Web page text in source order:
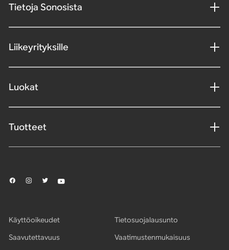
Tietoja Sonosista
Liikeyrityksille
Luokat
Tuotteet
Käyttöoikeudet
Tietosuojalausunto
Saavutettavuus
Vaatimustenmukaisuus